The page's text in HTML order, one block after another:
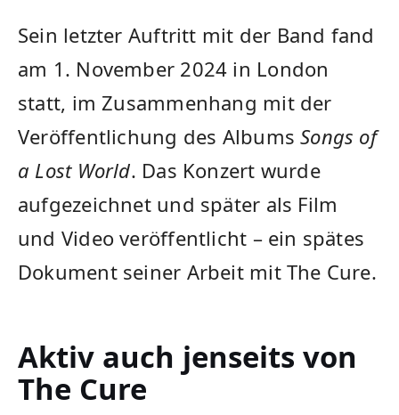
Sein letzter Auftritt mit der Band fand
am 1. November 2024 in London
statt, im Zusammenhang mit der
Veröffentlichung des AlbumsSongs of
a Lost World. Das Konzert wurde
aufgezeichnet und später als Film
und Video veröffentlicht – ein spätes
Dokument seiner Arbeit mit The Cure.
Aktiv auch jenseits von
The Cure